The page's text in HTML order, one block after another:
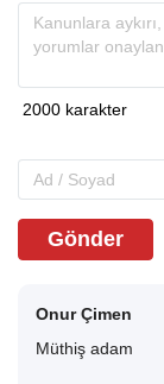
Gönder
Onur Çimen
Müthiş adam